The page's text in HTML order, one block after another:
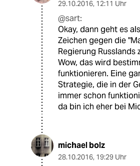
29.10.2016, 12:11 Uhr
@sart:
Okay, dann geht es
Zeichen gegen die
Regierung Russlands
Wow, das wird
funktionieren. Eine
Strategie, die in der
immer schon
da bin ich eher bei
michael bolz
28.10.2016, 19:29 Uhr